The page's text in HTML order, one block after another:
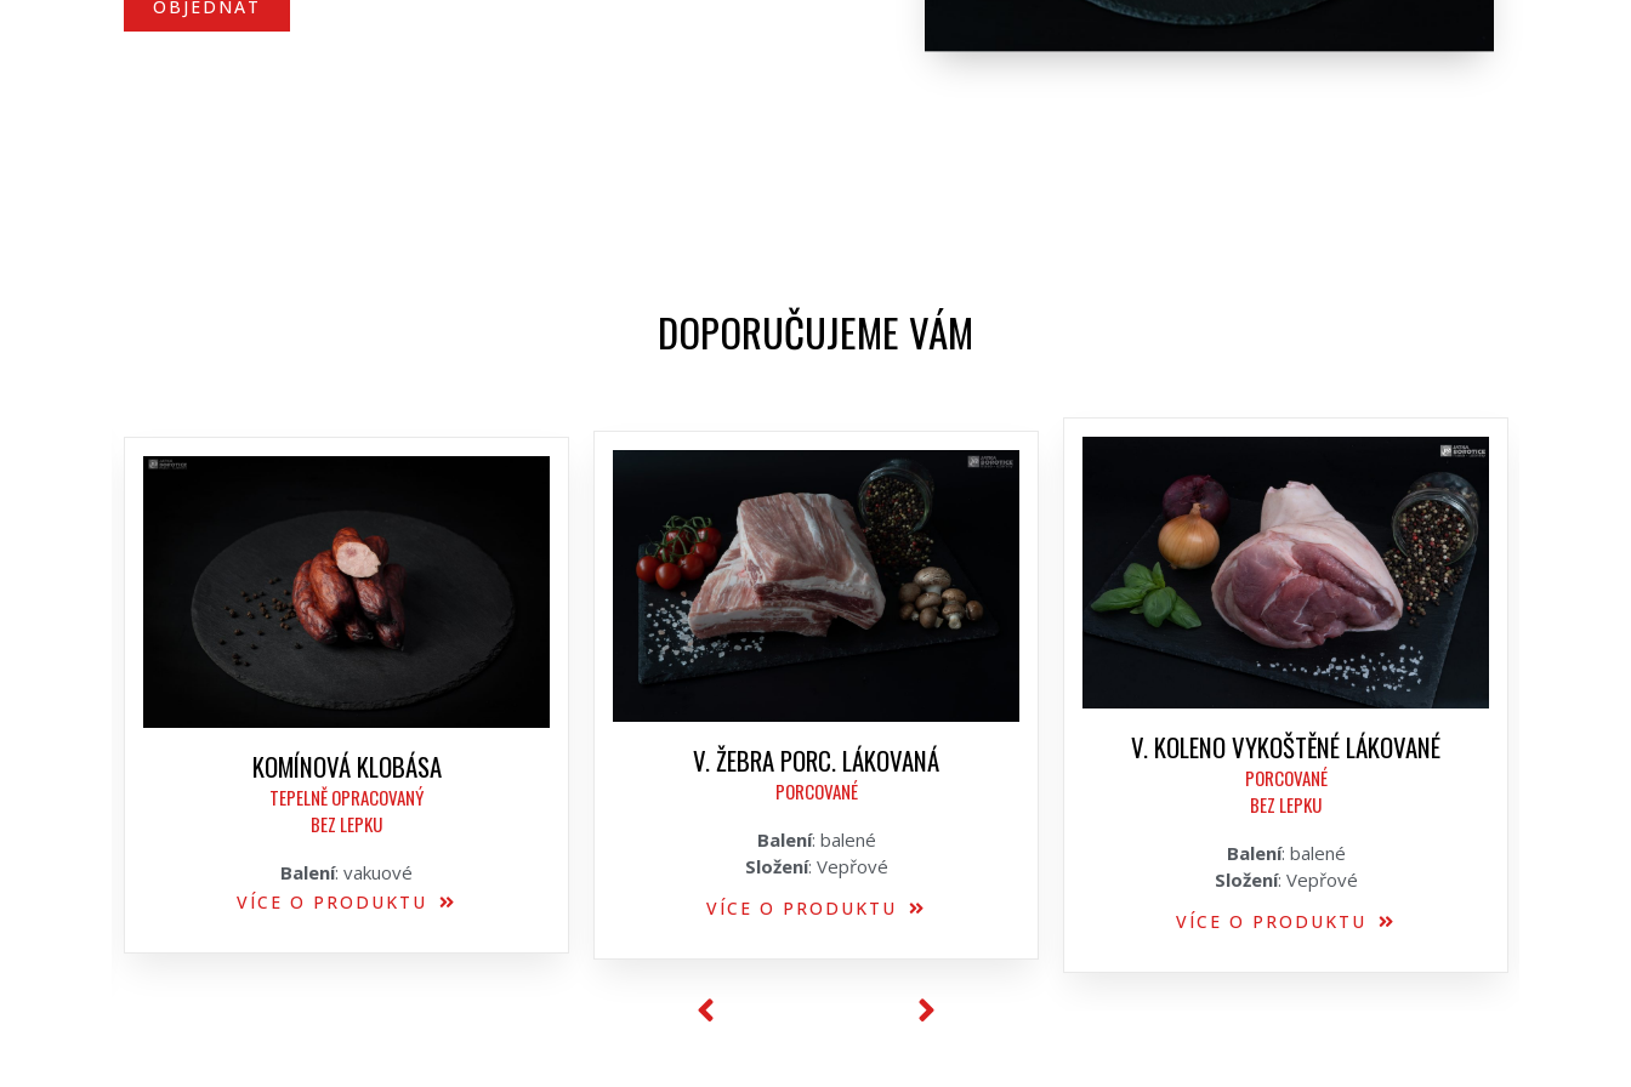
OBJEDNAT
DOPORUČUJEME VÁM
KOMÍNOVÁ KLOBÁSA
TEPELNĚ OPRACOVANÝ
BEZ LEPKU
Balení: vakuové
VÍCE O PRODUKTU
V. ŽEBRA PORC. LÁKOVANÁ
PORCOVANÉ
Balení: balené
Složení: Vepřové
VÍCE O PRODUKTU
V. KOLENO VYKOŠTĚNÉ LÁKOVANÉ
PORCOVANÉ
BEZ LEPKU
Balení: balené
Složení: Vepřové
VÍCE O PRODUKTU